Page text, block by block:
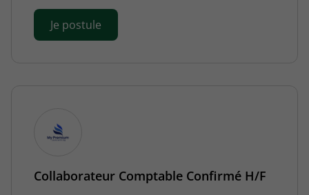
Je postule
Collaborateur Comptable Confirmé H/F